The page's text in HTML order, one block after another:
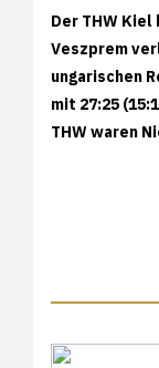
Der THW Kiel
Veszprem
ungarischen
mit 27:25
THW waren